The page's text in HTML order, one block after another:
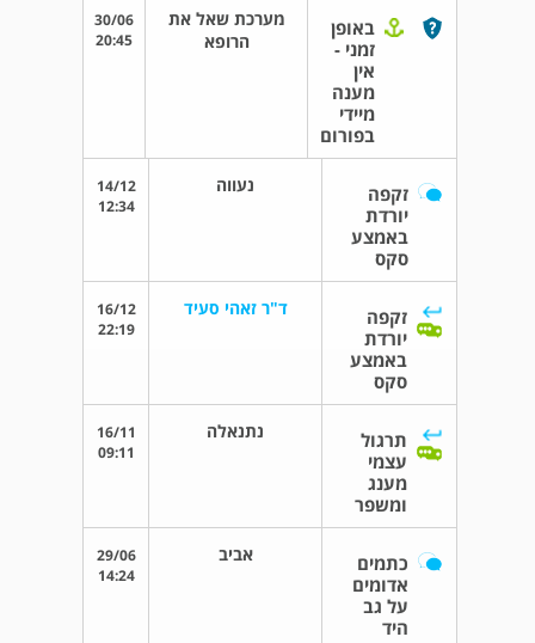
באופן
זמני -
אין
מענה
מיידי
בפורום
מערכת שאל את
הרופא
30/06
20:45
זקפה
יורדת
באמצע
סקס
נעווה
14/12
12:34
זקפה
יורדת
באמצע
סקס
ד"ר זאהי סעיד
16/12
22:19
תרגול
עצמי
מענג
ומשפר
נתנאלה
16/11
09:11
כתמים
אדומים
על גב
היד
אביב
29/06
14:24